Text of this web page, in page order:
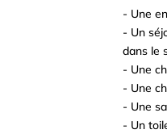
- Une
- Un
dans le
- Une
- Une
- Une
- Un